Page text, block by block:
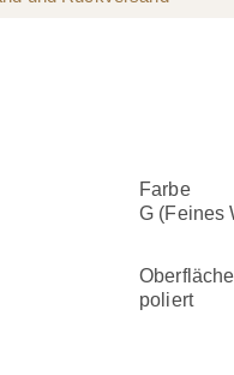
Farbe
G (Feines
Oberfläche
poliert